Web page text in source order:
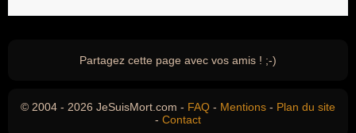
Partagez cette page avec vos amis ! ;-)
© 2004 - 2026 JeSuisMort.com - FAQ - Mentions - Plan du site
- Contact